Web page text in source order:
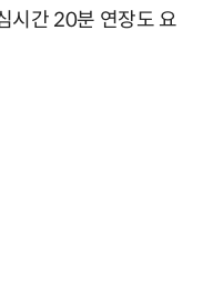
시간 20분 연장도 요